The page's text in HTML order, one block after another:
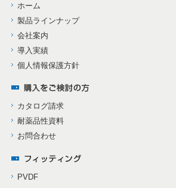
ホーム
製品ラインナップ
会社案内
導入実績
個人情報保護方針
カタログ請求
耐薬品性資料
お問合わせ
PVDF